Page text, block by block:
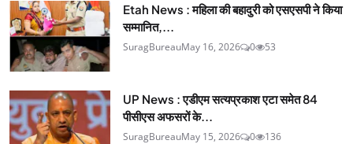
Etah News : महिला की बहादुरी को एसएसपी ने किया
सम्मानित,...
SuragBureauMay 16, 2026 0 53
UP News : एडीएम सत्यप्रकाश एटा समेत 84
पीसीएस अफसरों के...
SuragBureauMay 15, 2026 0 136